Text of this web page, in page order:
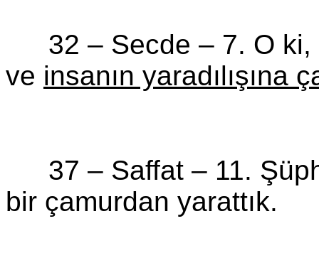
32 – Secde – 7. O ki,
ve insanın yaradılışına
37 – Saffat – 11.
bir çamurdan yarattık.